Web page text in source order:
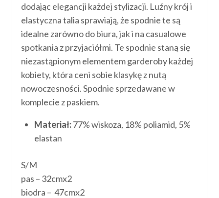
dodając elegancji każdej stylizacji. Luźny krój i
elastyczna talia sprawiają, że spodnie te są
idealne zarówno do biura, jak i na casualowe
spotkania z przyjaciółmi. Te spodnie staną się
niezastąpionym elementem garderoby każdej
kobiety, która ceni sobie klasykę z nutą
nowoczesności. Spodnie sprzedawane w
komplecie z paskiem.
Materiał:77% wiskoza, 18% poliamid, 5%
elastan
S/M
pas – 32cmx2
biodra – 47cmx2